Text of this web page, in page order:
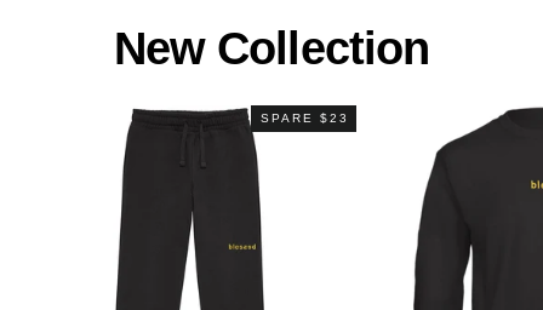
New Collection
SPARE $23